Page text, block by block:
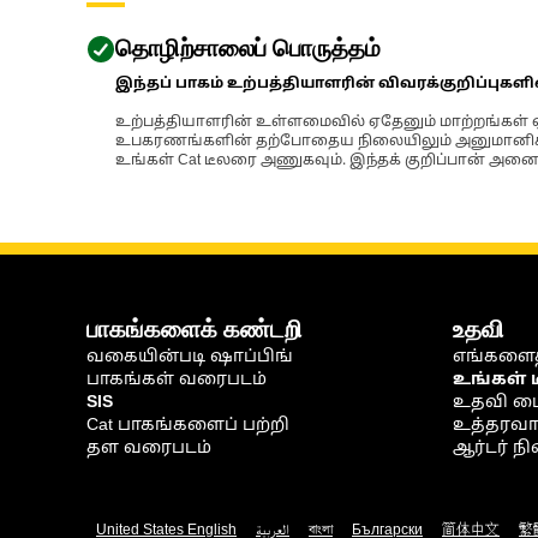
தொழிற்சாலைப் பொருத்தம்
இந்தப் பாகம் உற்பத்தியாளரின்
உற்பத்தியாளரின் உள்ளமைவில் ஏதேனும் மாற்றங்கள்
உபகரணங்களின் தற்போதைய நிலையிலும்
உங்கள் Cat டீலரை அணுகவும். இந்தக் குறிப்பான்
பாகங்களைக் கண்டறி
வகையின்படி ஷாப்பிங்
பாகங்கள் வரைபடம்
SIS
Cat பாகங்களைப் பற்றி
தள வரைபடம்
உதவி
உங்கள்
உதவி
ஆர்டர்
United States English العربية বাংলা Български 简体中文 繁